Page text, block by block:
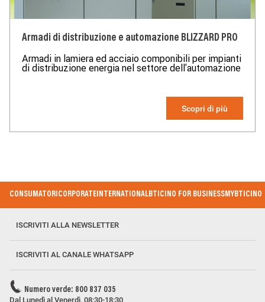
Armadi di distribuzione e automazione BLIZZARD PRO
Armadi in lamiera ed acciaio componibili per impianti
di distribuzione energia nel settore dell'automazione
Scopri di più
Footer Menu
CONSUMATORICORPORATEINTERNATIONALBTICINO FOR BUSINESSMYBTICINO
ISCRIVITI ALLA NEWSLETTER
ISCRIVITI AL CANALE WHATSAPP
Numero verde: 800 837 035
Dal Lunedì al Venerdì, 08:30-18:30